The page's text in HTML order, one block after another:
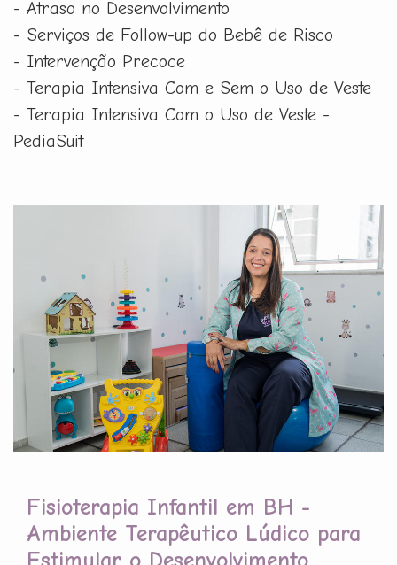
- Atraso no Desenvolvimento
- Serviços de Follow-up do Bebê de Risco
- Intervenção Precoce
- Terapia Intensiva Com e Sem o Uso de Veste
- Terapia Intensiva Com o Uso de Veste -
PediaSuit
Fisioterapia Infantil em BH -
Ambiente Terapêutico Lúdico para